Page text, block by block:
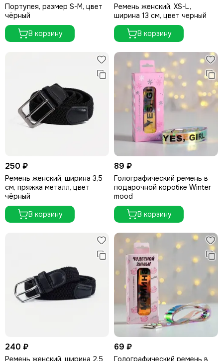
Портупея, размер S-M, цвет
чёрный
В корзину
Ремень женский, XS-L,
ширина 13 см, цвет черный
В корзину
250 ₽
Ремень женский, ширина 3,5
см, пряжка металл, цвет
чёрный
В корзину
89 ₽
Голографический ремень в
подарочной коробке Winter
mood
В корзину
240 ₽
Ремень женский, ширина 2,5
69 ₽
Голографический ремень в